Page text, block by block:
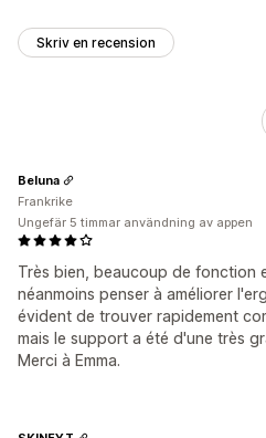
Skriv en recension
Très bien, beaucoup de fonction
néanmoins penser à améliorer
évident de trouver rapidement
mais le support a été d'une très
Merci à Emma.
Beluna
Frankrike
Ungefär 5 timmar användning av appen